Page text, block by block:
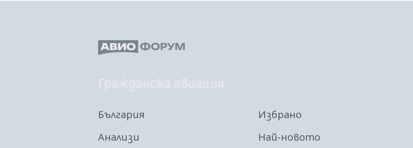
България
Анализи
Избрано
Най-новото